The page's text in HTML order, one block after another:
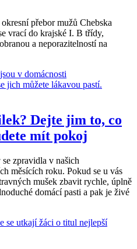
přebor mužů Chebska
vrací do krajské I. B třídy,
a neporazitelností na
Dejte jim to, co
mít pokoj
zpravidla v našich
měsících roku. Pokud se u vás
mušek zbavit rychle, úplně
domácí pasti a pak je živé